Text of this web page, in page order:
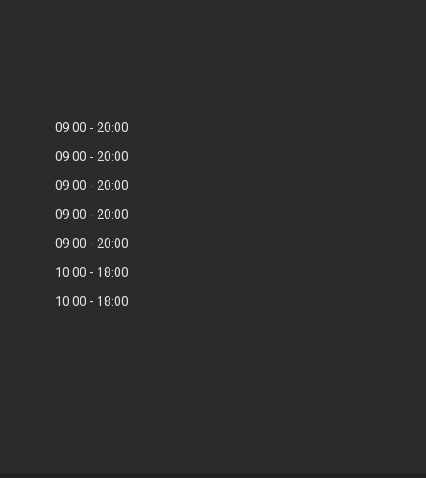
09:00
20:00
09:00
20:00
09:00
20:00
09:00
20:00
09:00
20:00
10:00
18:00
10:00 18:00